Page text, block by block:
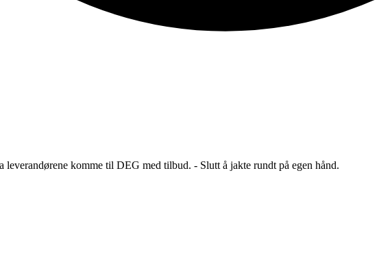
leverandørene komme til DEG med tilbud. - Slutt å jakte rundt på egen hånd.